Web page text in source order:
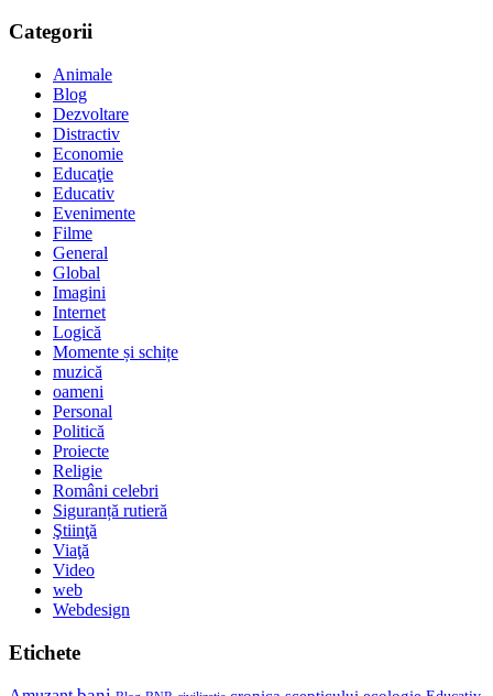
Categorii
Animale
Blog
Dezvoltare
Distractiv
Economie
Educaţie
Educativ
Evenimente
Filme
General
Global
Imagini
Internet
Logică
Momente și schițe
muzică
oameni
Personal
Politică
Proiecte
Religie
Români celebri
Siguranță rutieră
Ştiinţă
Viaţă
Video
web
Webdesign
Etichete